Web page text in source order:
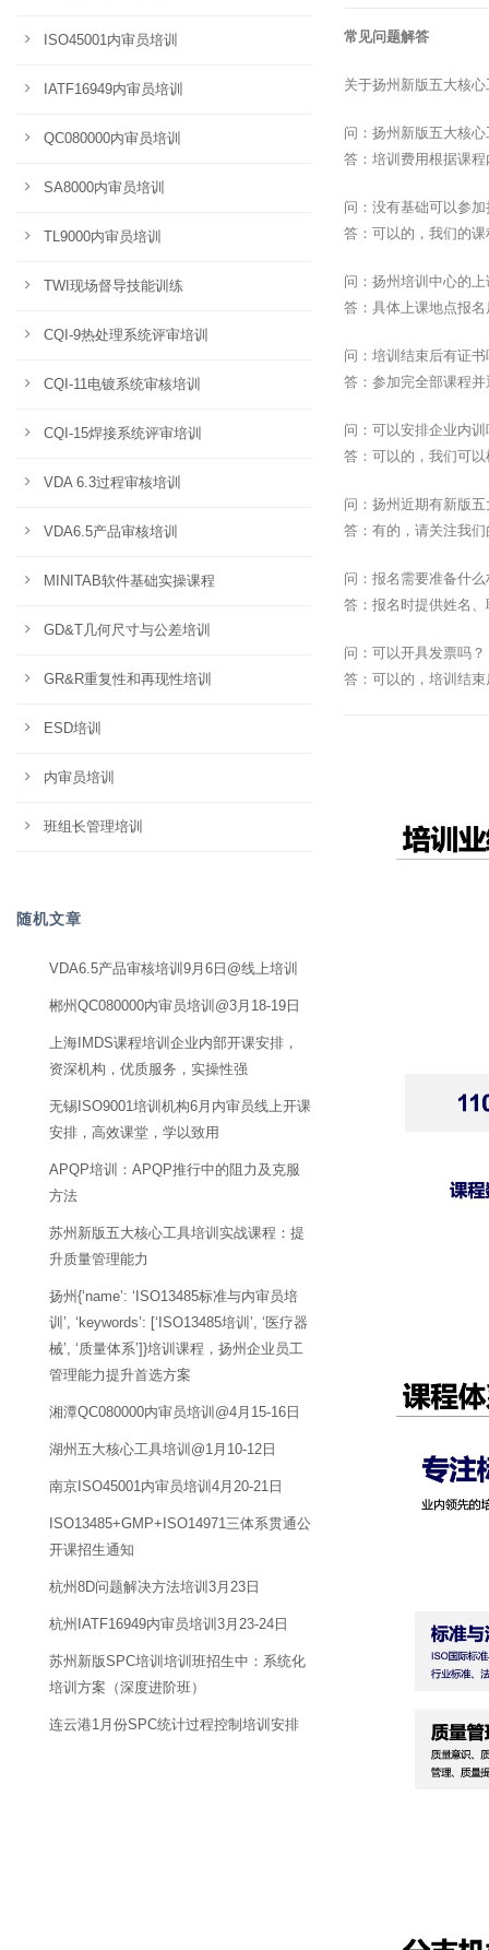
常见问题解答
关于扬州新版五大核
问：扬州新版五大核
答：培训费用根据课
问：没有基础可以参
答：可以的，我们的
问：扬州培训中心的
答：具体上课地点报
问：培训结束后有证书
答：参加完全部课程
问：可以安排企业内训
答：可以的，我们可
问：扬州近期有新版
答：有的，请关注我
问：报名需要准备什
答：报名时提供姓名
问：可以开具发票吗？
答：可以的，培训结
ISO45001内审员培训
IATF16949内审员培训
QC080000内审员培训
SA8000内审员培训
TL9000内审员培训
TWI现场督导技能训练
CQI-9热处理系统评审培训
CQI-11电镀系统审核培训
CQI-15焊接系统评审培训
VDA 6.3过程审核培训
VDA6.5产品审核培训
MINITAB软件基础实操课程
GD&T几何尺寸与公差培训
GR&R重复性和再现性培训
ESD培训
内审员培训
班组长管理培训
随机文章
VDA6.5产品审核培训9月6日@线上培训
郴州QC080000内审员培训@3月18-19日
上海IMDS课程培训企业内部开课安排，
资深机构，优质服务，实操性强
无锡ISO9001培训机构6月内审员线上开课
安排，高效课堂，学以致用
APQP培训：APQP推行中的阻力及克服
方法
苏州新版五大核心工具培训实战课程：提
升质量管理能力
扬州{‘name’: ‘ISO13485标准与内审员培
训’, ‘keywords’: [‘ISO13485培训’, ‘医疗器
械’, ‘质量体系’]}培训课程，扬州企业员工
管理能力提升首选方案
湘潭QC080000内审员培训@4月15-16日
湖州五大核心工具培训@1月10-12日
南京ISO45001内审员培训4月20-21日
ISO13485+GMP+ISO14971三体系贯通公
开课招生通知
杭州8D问题解决方法培训3月23日
杭州IATF16949内审员培训3月23-24日
苏州新版SPC培训培训班招生中：系统化
培训方案（深度进阶班）
连云港1月份SPC统计过程控制培训安排